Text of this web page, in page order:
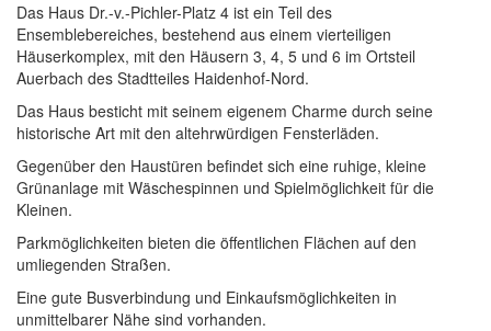
Das Haus Dr.-v.-Pichler-Platz 4 ist ein Teil des
Ensemblebereiches, bestehend aus einem vierteiligen
Häuserkomplex, mit den Häusern 3, 4, 5 und 6 im Ortsteil
Auerbach des Stadtteiles Haidenhof-Nord.
Das Haus besticht mit seinem eigenem Charme durch seine
historische Art mit den altehrwürdigen Fensterläden.
Gegenüber den Haustüren befindet sich eine ruhige, kleine
Grünanlage mit Wäschespinnen und Spielmöglichkeit für die
Kleinen.
Parkmöglichkeiten bieten die öffentlichen Flächen auf den
umliegenden Straßen.
Eine gute Busverbindung und Einkaufsmöglichkeiten in
unmittelbarer Nähe sind vorhanden.